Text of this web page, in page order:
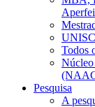
Todos
Pesquisa
A